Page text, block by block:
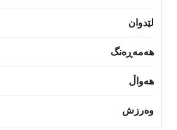
لێدوان
هەمەڕەنگ
هەواڵ
وەرزش